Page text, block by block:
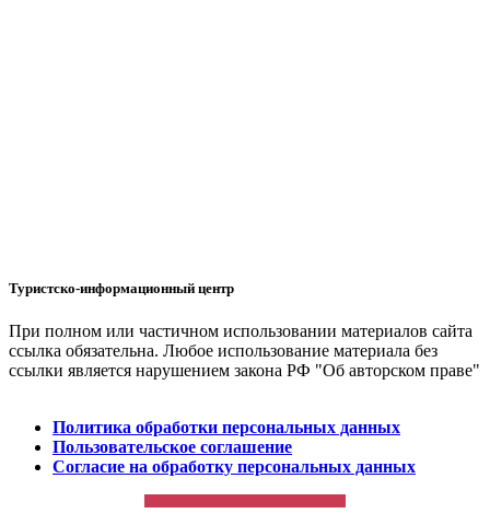
Туристско-информационный центр
При полном или частичном использовании материалов сайта
ссылка обязательна. Любое использование материала без
ссылки является нарушением закона РФ "Об авторском праве"
Политика обработки персональных данных
Пользовательское соглашение
Согласие на обработку персональных данных